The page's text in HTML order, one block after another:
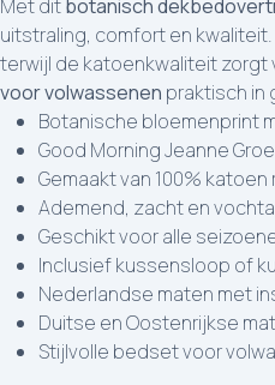
Met ditbotanisch
uitstraling, comfort en
terwijl de katoenkwaliteit zorgt
voor volwassenen praktisch in
Botanische bloemenprint
Good Morning Jeanne
Gemaakt van 100%
Ademend, zacht en
Geschikt voor alle
Inclusief kussensloop of
Nederlandse maten met
Duitse en Oostenrijkse
Stijlvolle bedset voor